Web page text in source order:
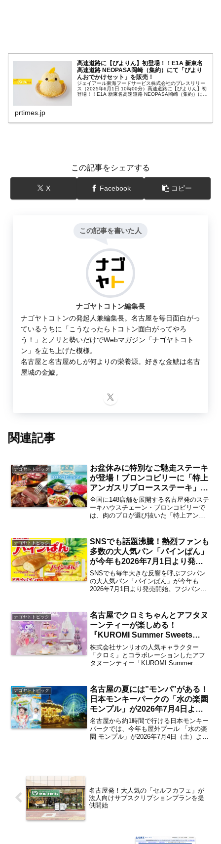
高速道路に【ぴよりん】初登場！！E1A 新東名
高速道路 NEOPASA岡崎（集約）にて「ぴより
んおでかけセット」を販売！
ジェイアール東海フードサービス株式会社のプレスリリー
ス（2025年6月1日 10時00分）高速道路に【ぴよりん】初
登場！！E1A 新東名高速道路 NEOPASA岡崎（集約）にて
prtimes.jp
この記事をシェアする
X Facebook コピー
この記事を書いた人
ナゴヤトコトン編集長
ナゴヤトコトンの発起人兼編集長。名古屋を毎日面白がっ
ているうちに「こうなったらトコトン面白がってやろ
う！」とノリと勢いだけでWebマガジン「ナゴヤトコト
ン」を立ち上げた模様。
名古屋と名古屋めしが何よりの栄養源。好きな金鯱は名古
屋城の金鯱。
関連記事
ナゴヤトトピック
お盆休みに特別なご馳走ステーキ
が登場！ブロンコビリーに「特上
アンガスリブロースステーキ」が
2026年8月7日より期間限定で提
供 食べ放題の夏ブロンコビュッ
フェにも注目【名古屋発】
全国に148店舗を展開する名古屋発のステ
ーキハウスチェーン・ブロンコビリーで
は、肉のプロが選び抜いた「特上アンガ
大切な人と過ごす時間が増えるお盆休み
ピッタリの特別...
ナゴヤトトピック
SNSでも話題沸騰！熱烈ファンも
多数の大人気パン「パインぱん」
が今年も2026年7月1日より発売
開始 SNSキャンペーンも開催
【名古屋発】
SNSでも毎年大きな反響を呼ぶフジパン
の大人気パン「パインぱん」が今年も
2026年7月1日より発売開始。フジパンの
年間問い合わせ数圧倒的No.1を誇る大人
気パン「パイ...
ナゴヤトトピック
名古屋でクロミちゃんとアフタヌ
ーンティーが楽しめる！
『KUROMI Summer Sweets
Party Afternoon Tea』が2026年
8月31日までストリングスホテル
名古屋にて開催中 最終日には1日
さしまライブ】
株式会社サンリオの人気キャラクター
「クロミ」とコラボレーションしたアフ
タヌーンティー「KUROMI Summer
ル名古屋にて開催中...
ナゴヤトトピック
名古屋の夏には”モンパ”がある！
日本モンキーパークの「水の楽園
モンプル」が2026年7月4日より
スタート 8・9月はすみっコぐら
しと踊れる「モンパの夜まつり」
も開催【犬山】
名古屋から約1時間で行ける日本モンキー
パークでは、今年も屋外プール 「水の楽
園 モンプル」が2026年7月4日（土）より
名古屋発！大人気の「セルフカフェ」が
法人向けサブスクリプションプランを提
供開始